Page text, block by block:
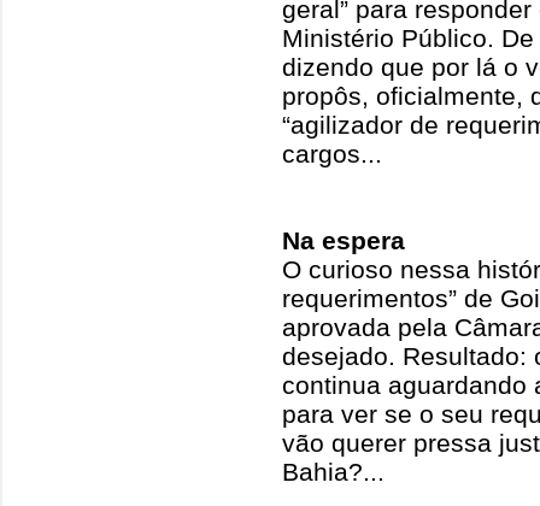
geral” para
Ministério Público.
dizendo que por lá o
propôs, oficialmente,
“agilizador de
cargos...
Na espera
O curioso nessa
requerimentos” de
aprovada pela
desejado. Resultado:
continua aguardando
para ver se o seu
vão querer pressa
Bahia?...